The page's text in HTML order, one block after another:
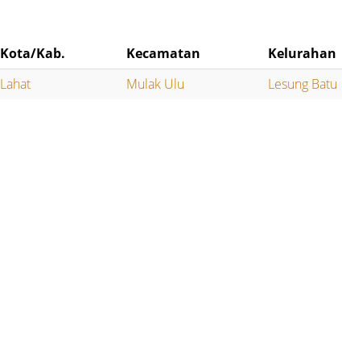
Kota/Kab. Kecamatan
Kelurahan
Lahat Mulak Ulu Lesung Batu